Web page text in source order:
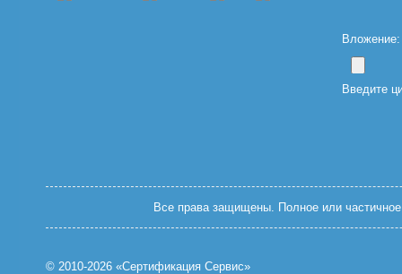
Введите
Все права защищены. Полное или частичное
© 2010-2026 «Сертификация Сервис»